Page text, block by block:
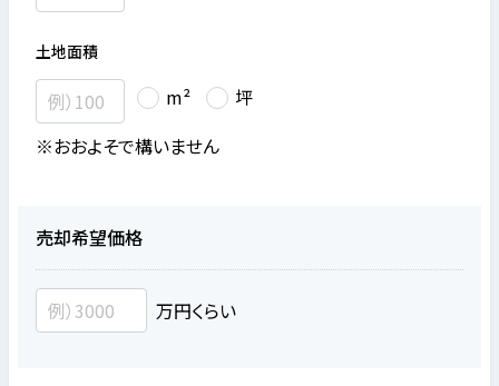
土地面積
m²
坪
※おおよそで構いません
売却希望価格
万円くらい